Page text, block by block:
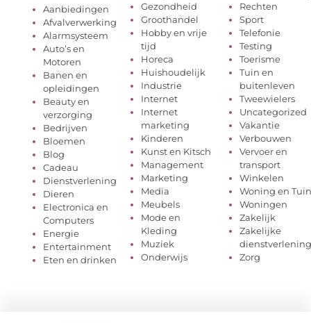
Aanbiedingen
Afvalverwerking
Alarmsysteem
Auto’s en
Motoren
Banen en
opleidingen
Beauty en
verzorging
Bedrijven
Bloemen
Blog
Cadeau
Dienstverlening
Dieren
Electronica en
Computers
Energie
Entertainment
Eten en drinken
Gezondheid
Groothandel
Hobby en vrije
tijd
Horeca
Huishoudelijk
Industrie
Internet
Internet
marketing
Kinderen
Kunst en Kitsch
Management
Marketing
Media
Meubels
Mode en
Kleding
Muziek
Onderwijs
Rechten
Sport
Telefonie
Testing
Toerisme
Tuin en
buitenleven
Tweewielers
Uncategorized
Vakantie
Verbouwen
Vervoer en
transport
Winkelen
Woning en Tuin
Woningen
Zakelijk
Zakelijke
dienstverlening
Zorg